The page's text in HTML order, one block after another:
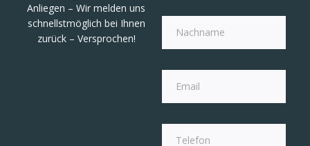
Anliegen – Wir melden uns
schnellstmöglich bei Ihnen
zurück – Versprochen!